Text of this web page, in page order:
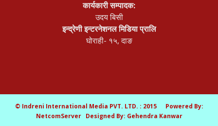
कार्यकारी सम्पादक:
उदय बिसी
इन्द्रेणी इन्टरनेशनल मिडिया प्रालि
घोराही- १५, दाङ
© Indreni International Media PVT. LTD. : 2015 Powered By:
NetcomServerDesigned By: Gehendra Kanwar